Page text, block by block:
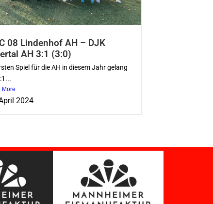
08 Lindenhof AH – DJK
AH 3:1 (3:0)
Spiel für die AH in diesem Jahr gelang
More
2024